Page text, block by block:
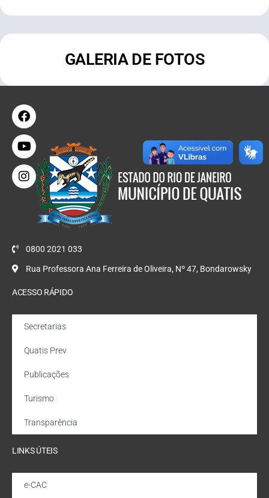
GALERIA DE FOTOS
0800 2021 033
Rua Professora Ana Ferreira de Oliveira, Nº 47, Bondarowsky
ACESSO RÁPIDO
Secretarias
Quatis Prev
Publicações
Turismo
Transparência
LINKS ÚTEIS
e-CAC